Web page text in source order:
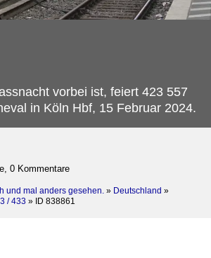
vorbei ist, feiert 423 557
in Köln Hbf, 15 Februar 2024.
0 Kommentare
und mal anders gesehen. » Deutschland »
/ 433 » ID 838861